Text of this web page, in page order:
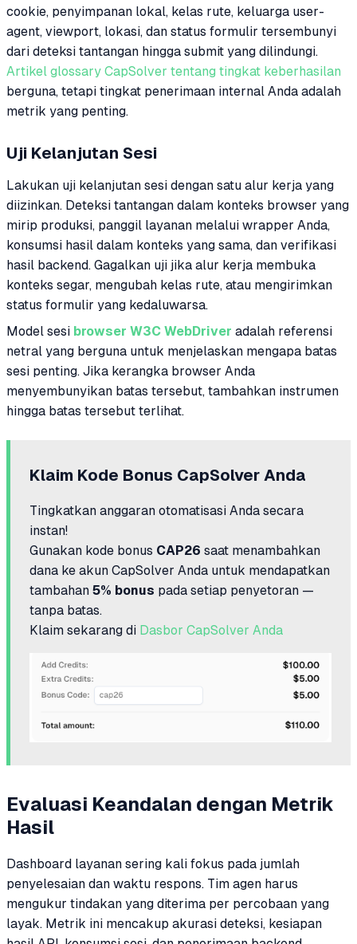
cookie, penyimpanan lokal, kelas rute, keluarga user-
agent, viewport, lokasi, dan status formulir tersembunyi
dari deteksi tantangan hingga submit yang dilindungi.
Artikel glossary CapSolver tentang tingkat keberhasilan
berguna, tetapi tingkat penerimaan internal Anda adalah
metrik yang penting.
Uji Kelanjutan Sesi
Lakukan uji kelanjutan sesi dengan satu alur kerja yang
diizinkan. Deteksi tantangan dalam konteks browser yang
mirip produksi, panggil layanan melalui wrapper Anda,
konsumsi hasil dalam konteks yang sama, dan verifikasi
hasil backend. Gagalkan uji jika alur kerja membuka
konteks segar, mengubah kelas rute, atau mengirimkan
status formulir yang kedaluwarsa.
Model sesi browser W3C WebDriver adalah referensi
netral yang berguna untuk menjelaskan mengapa batas
sesi penting. Jika kerangka browser Anda
menyembunyikan batas tersebut, tambahkan instrumen
hingga batas tersebut terlihat.
Klaim Kode Bonus CapSolver Anda
Tingkatkan anggaran otomatisasi Anda secara
instan!
Gunakan kode bonus CAP26 saat menambahkan
dana ke akun CapSolver Anda untuk mendapatkan
tambahan 5% bonus pada setiap penyetoran —
tanpa batas.
Klaim sekarang di Dasbor CapSolver Anda
Evaluasi Keandalan dengan Metrik
Hasil
Dashboard layanan sering kali fokus pada jumlah
penyelesaian dan waktu respons. Tim agen harus
mengukur tindakan yang diterima per percobaan yang
layak. Metrik ini mencakup akurasi deteksi, kesiapan